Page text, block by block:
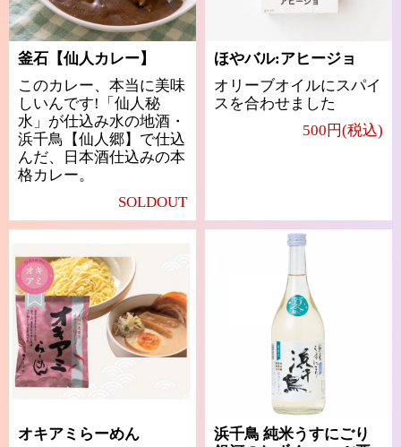
釜石【仙人カレー】
このカレー、本当に美味
しいんです!「仙人秘
水」が仕込み水の地酒・
浜千鳥【仙人郷】で仕込
んだ、日本酒仕込みの本
格カレー。
SOLDOUT
ほやバル:アヒージョ
オリーブオイルにスパイ
スを合わせました
500円(税込)
オキアミらーめん
浜千鳥 純米うすにごり